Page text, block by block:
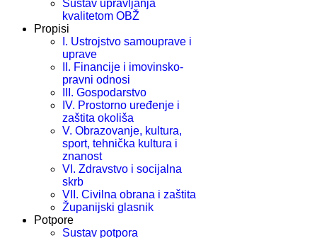
Sustav upravljanja
kvalitetom OBŽ
Propisi
I. Ustrojstvo samouprave i
uprave
II. Financije i imovinsko-
pravni odnosi
III. Gospodarstvo
IV. Prostorno uređenje i
zaštita okoliša
V. Obrazovanje, kultura,
sport, tehnička kultura i
znanost
VI. Zdravstvo i socijalna
skrb
VII. Civilna obrana i zaštita
Županijski glasnik
Potpore
Sustav potpora